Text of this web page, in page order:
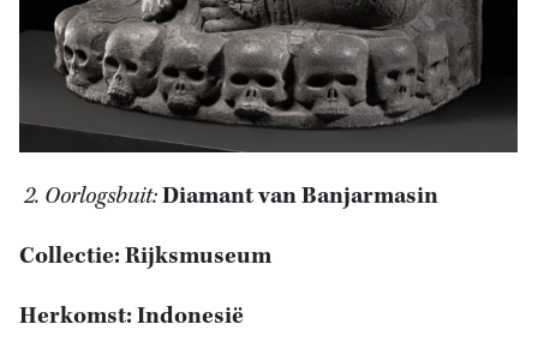
2. Oorlogsbuit:Diamant van Banjarmasin
Collectie: Rijksmuseum
Herkomst: Indonesië